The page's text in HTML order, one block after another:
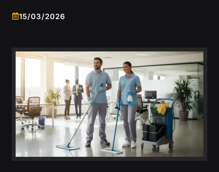
15/03/2026